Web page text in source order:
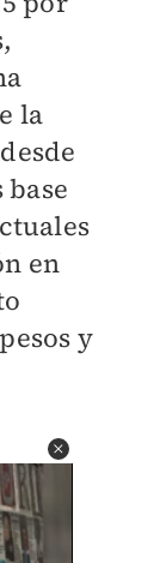
la
en
y